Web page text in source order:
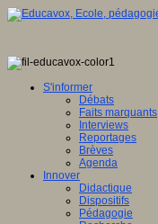
S'informer
Débats
Faits marquants
Interviews
Reportages
Brèves
Agenda
Innover
Didactique
Dispositifs
Pédagogie